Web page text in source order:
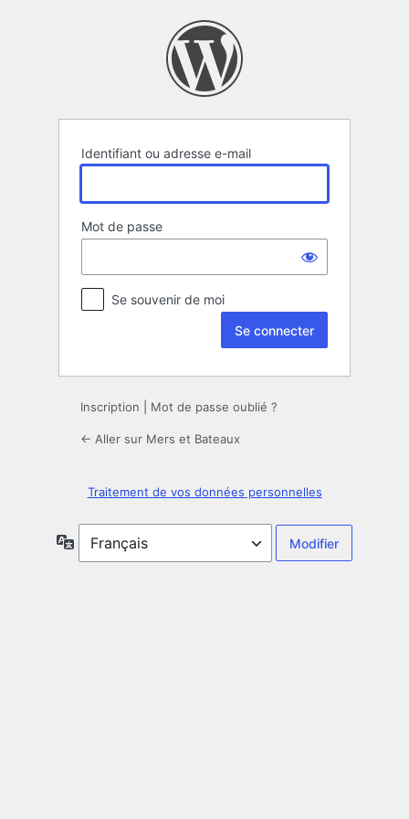
Identifiant ou adresse e-mail
Mot de passe
Se souvenir de moi
Inscription Mot de passe oublié ?
← Aller sur Mers et Bateaux
Traitement de vos données personnelles
Langue